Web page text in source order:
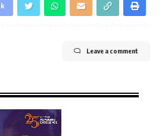
Leave a comment